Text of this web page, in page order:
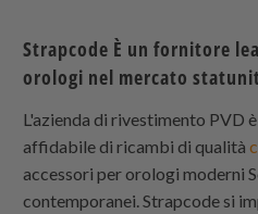
Strapcode È un fornitore
orologi nel mercato
L'azienda di rivestimento PVD
affidabile di ricambi di qualità
accessori per orologi moderni
contemporanei.Strapcode si